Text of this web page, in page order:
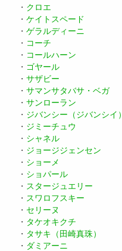
・ クロエ
・ ケイトスペード
・ ゲラルディーニ
・ コーチ
・ コールハーン
・ ゴヤール
・ サザビー
・ サマンサタバサ・ベガ
・ サンローラン
・ ジバンシー（ジバンシイ）
・ ジミーチュウ
・ シャネル
・ ジョージジェンセン
・ ショーメ
・ ショパール
・ スタージュエリー
・ スワロフスキー
・ セリーヌ
・ タケオキクチ
・ タサキ（田崎真珠）
・ ダミアーニ